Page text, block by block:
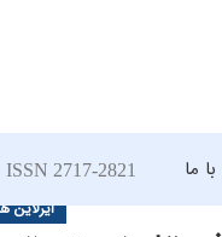
ما ISSN 2717-2821
ایرلاین